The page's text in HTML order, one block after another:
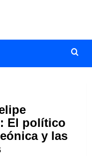
El político
y las